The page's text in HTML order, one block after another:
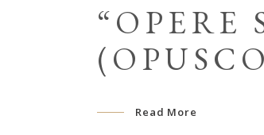
“OPERE
Read More